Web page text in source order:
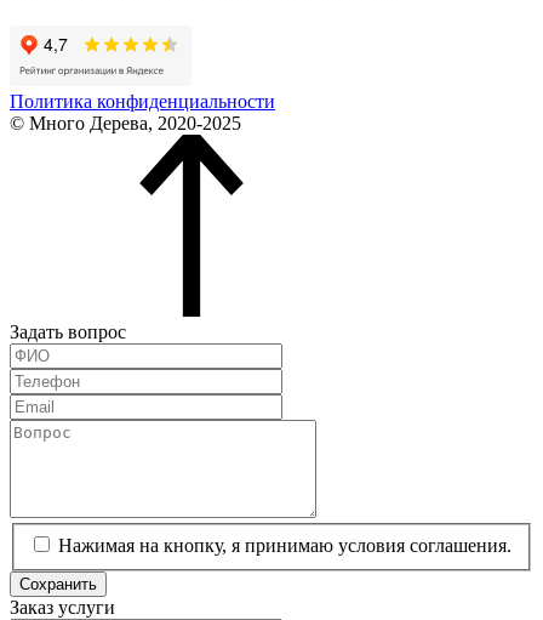
Политика конфиденциальности
© Много Дерева, 2020-2025
Задать вопрос
Нажимая на кнопку, я принимаю условия соглашения.
Сохранить
Заказ услуги